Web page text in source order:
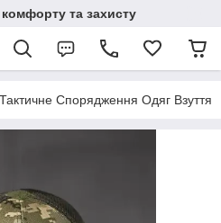
та захисту
Тактичне Спорядження Одяг Взуття